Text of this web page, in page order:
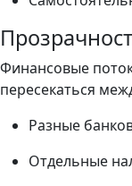
Финансовые
пересекаться
Разные
Отдельные